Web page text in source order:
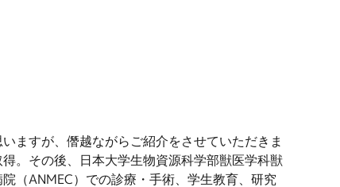
ますが、僭越ながらご紹介をさせていただきま
。その後、日本大学生物資源科学部獣医学科獣
（ANMEC）での診療・手術、学生教育、研究